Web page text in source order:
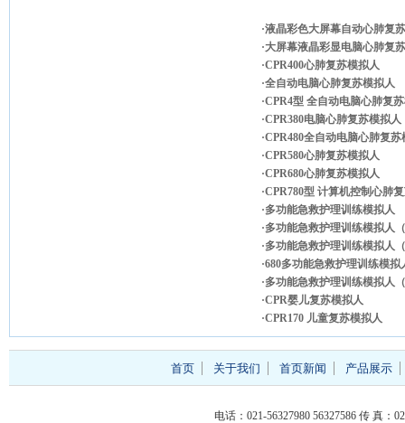
·液晶彩色大屏幕自动心肺复
·大屏幕液晶彩显电脑心肺复
·CPR400心肺复苏模拟人
·全自动电脑心肺复苏模拟人
·CPR4型 全自动电脑心肺复
·CPR380电脑心肺复苏模拟人
·CPR480全自动电脑心肺复苏
·CPR580心肺复苏模拟人
·CPR680心肺复苏模拟人
·CPR780型 计算机控制心肺
·多功能急救护理训练模拟人
·多功能急救护理训练模拟人
·多功能急救护理训练模拟人
·680多功能急救护理训练模拟
·多功能急救护理训练模拟人
·CPR婴儿复苏模拟人
·CPR170 儿童复苏模拟人
首页 关于我们 首页新闻 产品展示
电话：021-56327980 56327586 传 真：